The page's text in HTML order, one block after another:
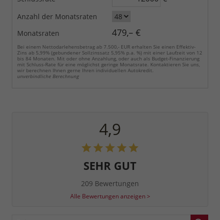
Anzahl der Monatsraten
Monatsraten
479,– €
Bei einem Nettodarlehensbetrag ab 7.500,- EUR erhalten Sie einen Effektiv-
Zins ab 5,99% (gebundener Sollzinssatz 5,95% p.a. %) mit einer Laufzeit von 12
bis 84 Monaten. Mit oder ohne Anzahlung, oder auch als Budget-Finanzierung
mit Schluss-Rate für eine möglichst geringe Monatsrate. Kontaktieren Sie uns,
wir berechnen Ihnen gerne Ihren individuellen Autokredit.
unverbindliche Berechnung
4,9
SEHR GUT
209 Bewertungen
Alle Bewertungen anzeigen >